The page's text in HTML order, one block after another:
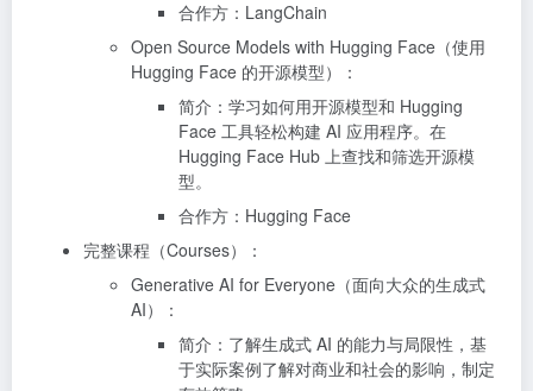
合作方：LangChain
Open Source Models with Hugging Face（使用
Hugging Face 的开源模型）：
简介：学习如何用开源模型和 Hugging
Face 工具轻松构建 AI 应用程序。在
Hugging Face Hub 上查找和筛选开源模
型。
合作方：Hugging Face
完整课程（Courses）：
Generative AI for Everyone（面向大众的生成式
AI）：
简介：了解生成式 AI 的能力与局限性，基
于实际案例了解对商业和社会的影响，制定